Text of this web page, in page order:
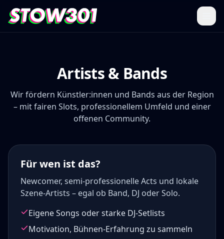
Artists & Bands
Wir fördern Künstler:innen und Bands aus der Region
– mit fairen Slots, professionellem Umfeld und einer
offenen Community.
Für wen ist das?
Newcomer, semi-professionelle Acts und lokale
Szene-Artists – egal ob Band, DJ oder Solo.
Eigene Songs oder starke DJ-Setlists
Motivation, Bühnen-Erfahrung zu sammeln